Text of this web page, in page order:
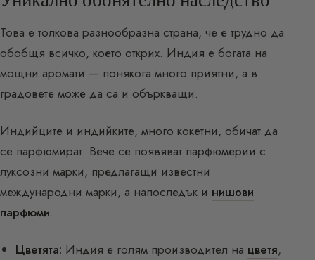
Това е толкова разнообразна страна, че е трудно да
обобщя всичко, което открих. Индия е богата на
мощни аромати — понякога много приятни, а в
градовете може да са и объркващи.
Индийците и индийките, много кокетни, обичат да
се парфюмират. Вече се появяват парфюмерии с
луксозни марки, предлагащи известни
международни марки, а напоследък и нишови
парфюми.
Цветята: Индия е голям производител на цветя,